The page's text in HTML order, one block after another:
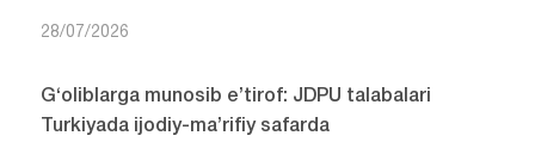
28/07/2026
G‘oliblarga munosib e’tirof: JDPU talabalari
Turkiyada ijodiy-ma’rifiy safarda